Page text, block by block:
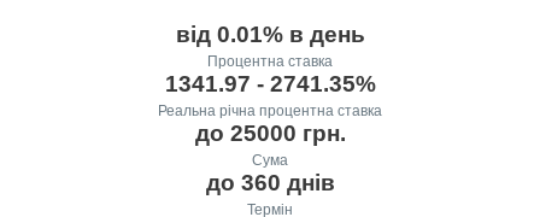
від 0.01% в день
Процентна ставка
1341.97 - 2741.35%
Реальна річна процентна ставка
до 25000 грн.
Сума
до 360 днів
Термін